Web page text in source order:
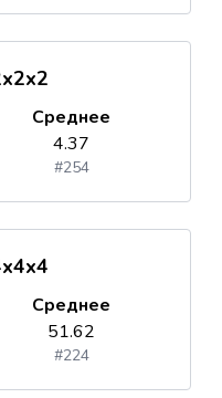
Среднее
4.37
#254
Среднее
51.62
#224